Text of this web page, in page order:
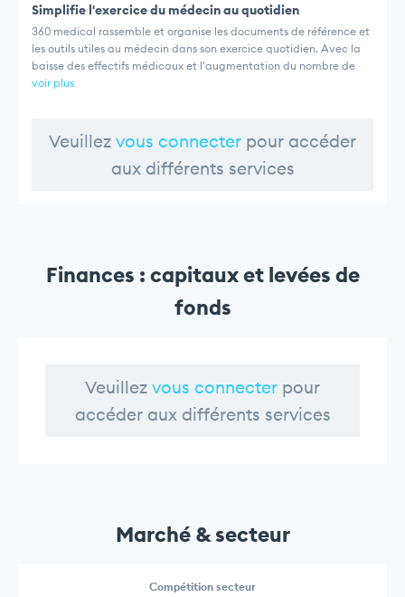
Simplifie l'exercice du médecin au quotidien
360 medical rassemble et organise les documents de référence et
les outils utiles au médecin dans son exercice quotidien. Avec la
baisse des effectifs médicaux et l'augmentation du nombre de
voir plus
Veuillez vous connecter pour accéder
aux différents services
Finances : capitaux et levées de
fonds
Veuillez vous connecter pour
accéder aux différents services
Marché & secteur
Compétition secteur